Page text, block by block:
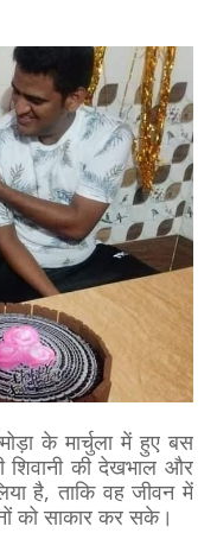
के मार्चुला में हुए बस
शिवानी की देखभाल और
है, ताकि वह जीवन में
को साकार कर सके।